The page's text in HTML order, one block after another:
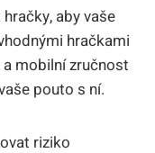
aby vaše
hračkami
mobilní zručnost
pouto s ní.